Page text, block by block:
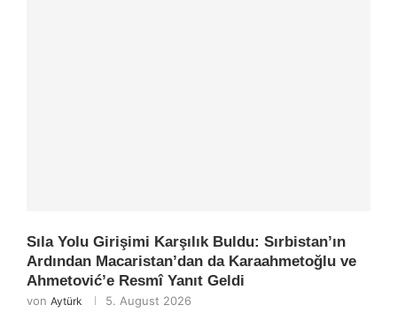
Sıla Yolu Girişimi Karşılık Buldu: Sırbistan’ın
Ardından Macaristan’dan da Karaahmetoğlu ve
Ahmetović’e Resmî Yanıt Geldi
von Aytürk 5. August 2026